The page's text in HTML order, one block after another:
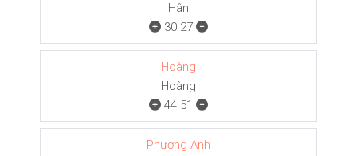
Hân
30 27
Hoàng
Hoàng
44 51
Phương Anh